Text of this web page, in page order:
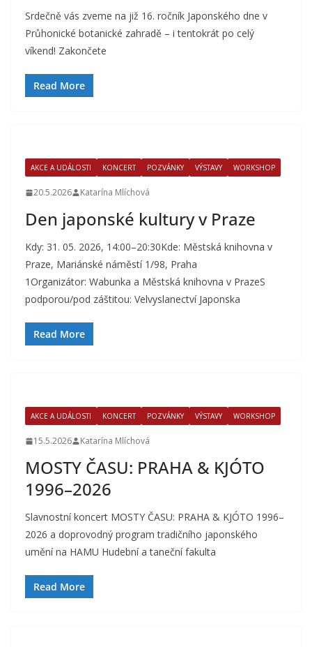
Srdečně vás zveme na již 16. ročník Japonského dne v
Průhonické botanické zahradě – i tentokrát po celý
víkend! Zakončete
Read More
AKCE A UDÁLOSTI KONCERT POZVÁNKY VÝSTAVY WORKSHOP
20.5.2026 Katarína Mlíchová
Den japonské kultury v Praze
Kdy: 31. 05. 2026, 14:00–20:30Kde: Městská knihovna v
Praze, Mariánské náměstí 1/98, Praha
1Organizátor: Wabunka a Městská knihovna v PrazeS
podporou/pod záštitou: Velvyslanectví Japonska
Read More
AKCE A UDÁLOSTI KONCERT POZVÁNKY VÝSTAVY WORKSHOP
15.5.2026 Katarína Mlíchová
MOSTY ČASU: PRAHA & KJÓTO
1996–2026
Slavnostní koncert MOSTY ČASU: PRAHA & KJÓTO 1996–
2026 a doprovodný program tradičního japonského
umění na HAMU Hudební a taneční fakulta
Read More